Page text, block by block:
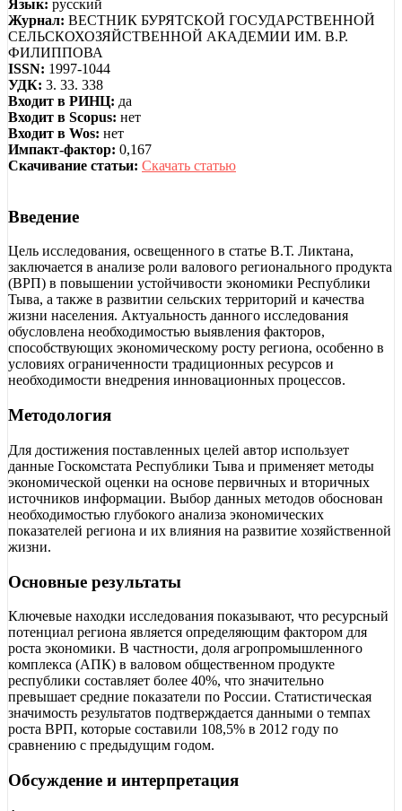
Язык: русский
Журнал: ВЕСТНИК БУРЯТСКОЙ ГОСУДАРСТВЕННОЙ
СЕЛЬСКОХОЗЯЙСТВЕННОЙ АКАДЕМИИ ИМ. В.Р.
ФИЛИППОВА
ISSN: 1997-1044
УДК: 3. 33. 338
Входит в РИНЦ: да
Входит в Scopus: нет
Входит в Wos: нет
Импакт-фактор: 0,167
Скачивание статьи: Скачать статью
Введение
Цель исследования, освещенного в статье В.Т. Ликтана,
заключается в анализе роли валового регионального продукта
(ВРП) в повышении устойчивости экономики Республики
Тыва, а также в развитии сельских территорий и качества
жизни населения. Актуальность данного исследования
обусловлена необходимостью выявления факторов,
способствующих экономическому росту региона, особенно в
условиях ограниченности традиционных ресурсов и
необходимости внедрения инновационных процессов.
Методология
Для достижения поставленных целей автор использует
данные Госкомстата Республики Тыва и применяет методы
экономической оценки на основе первичных и вторичных
источников информации. Выбор данных методов обоснован
необходимостью глубокого анализа экономических
показателей региона и их влияния на развитие хозяйственной
жизни.
Основные результаты
Ключевые находки исследования показывают, что ресурсный
потенциал региона является определяющим фактором для
роста экономики. В частности, доля агропромышленного
комплекса (АПК) в валовом общественном продукте
республики составляет более 40%, что значительно
превышает средние показатели по России. Статистическая
значимость результатов подтверждается данными о темпах
роста ВРП, которые составили 108,5% в 2012 году по
сравнению с предыдущим годом.
Обсуждение и интерпретация